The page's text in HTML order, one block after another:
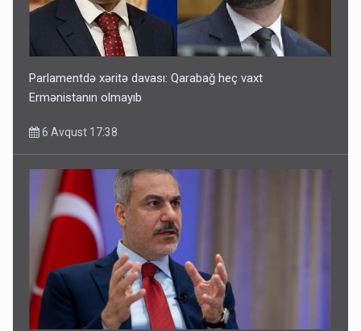
Parlamentdə xəritə davası: Qarabağ heç vaxt
Ermənistanın olmayıb
6 Avqust 17:38